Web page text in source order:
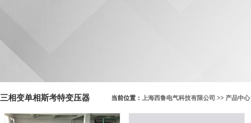
当前位置： 上海西鲁电气科技有限公司 >> 产品中心
三相变单相斯考特变压器